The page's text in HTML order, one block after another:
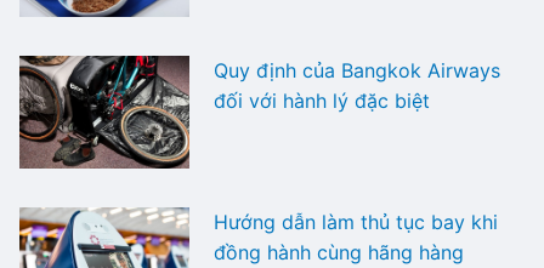
Quy định của Bangkok Airways
đối với hành lý đặc biệt
Hướng dẫn làm thủ tục bay khi
đồng hành cùng hãng hàng